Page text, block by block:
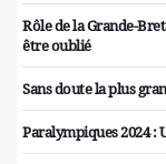
Rôle de la Grande-
être oublié
Sans doute la plus
Paralympiques 2024